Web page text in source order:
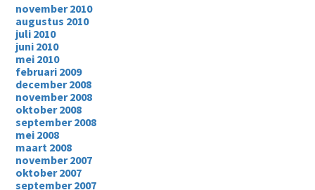
november 2010
augustus 2010
juli 2010
juni 2010
mei 2010
februari 2009
december 2008
november 2008
oktober 2008
september 2008
mei 2008
maart 2008
november 2007
oktober 2007
september 2007